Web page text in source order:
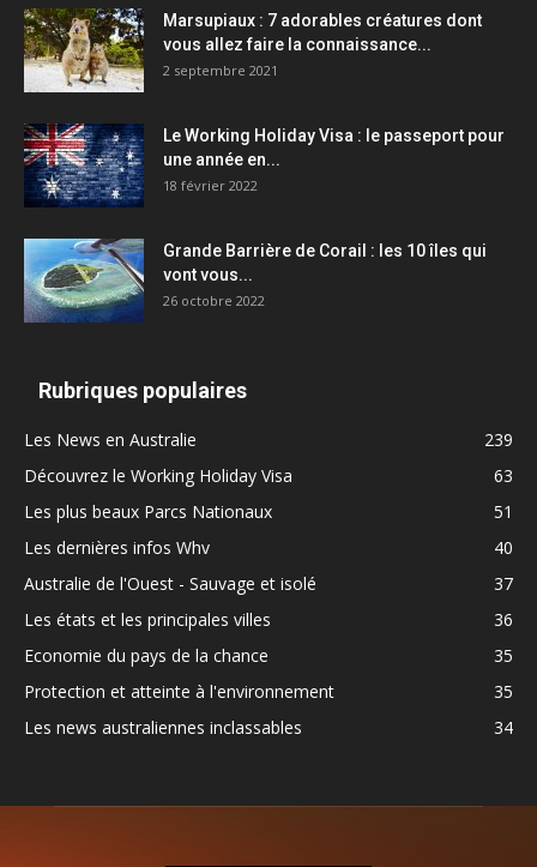
Marsupiaux : 7 adorables créatures dont
vous allez faire la connaissance...
2 septembre 2021
Le Working Holiday Visa : le passeport pour
une année en...
18 février 2022
Grande Barrière de Corail : les 10 îles qui
vont vous...
26 octobre 2022
Rubriques populaires
Les News en Australie
239
Découvrez le Working Holiday Visa
63
Les plus beaux Parcs Nationaux
51
Les dernières infos Whv
40
Australie de l'Ouest - Sauvage et isolé
37
Les états et les principales villes
36
Economie du pays de la chance
35
Protection et atteinte à l'environnement
35
Les news australiennes inclassables
34